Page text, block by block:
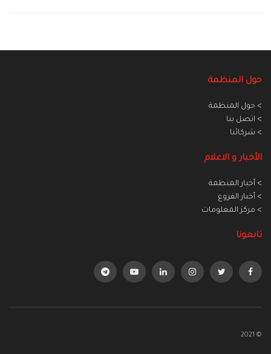
حول المنظمة
> حول المنظمة
> اتصل بنا
> شركائنا
الأخبار و الاعلام
> أخبار المنطمة
> أخبار الفروع
> مركز المعلومات
تابعونا
© 2021